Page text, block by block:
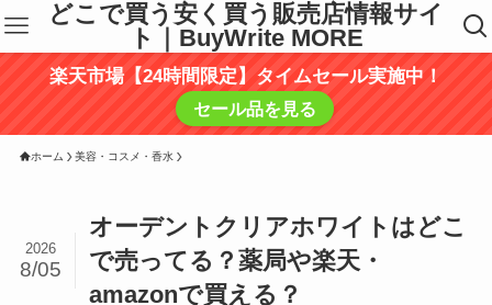
どこで買う安く買う販売店情報サイ
ト｜BuyWrite MORE
楽天市場【24時間限定】タイムセール実施中！
セール品を見る
ホーム 美容・コスメ・香水
オーデントクリアホワイトはどこ
で売ってる？薬局や楽天・
amazonで買える？
2026
8/05